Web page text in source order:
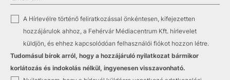
✓
A Hírlevélre történő feliratkozással önkéntesen, kifejezetten
hozzájárulok ahhoz, a Fehérvár Médiacentrum Kft. hírlevelet
küldjön, és ehhez kapcsolódóan felhasználói fiókot hozzon létre.
Tudomásul bírok arról, hogy a hozzájáruló nyilatkozat bármikor
korlátozás és indokolás nélkül, ingyenesen visszavonható.